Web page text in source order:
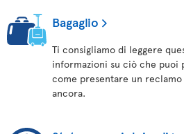
Bagaglio
Ti consigliamo di leggere
informazioni su ciò che puoi
come presentare un
ancora.